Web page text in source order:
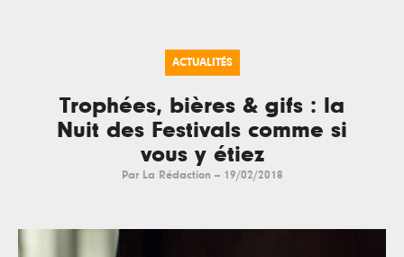
ACTUALITÉS
Trophées, bières & gifs : la
Nuit des Festivals comme si
vous y étiez
Par La Rédaction -- 19/02/2018